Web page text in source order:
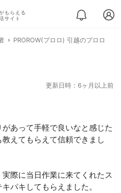
もらえる
サイト
PROROW(プロロ) 引越のプロロ
更新日時：6ヶ月以上前
あって手軽で良いなと感じた
えてもらえて信頼できまし
際に当日作業に来てくれたス
パキしてもらえました。